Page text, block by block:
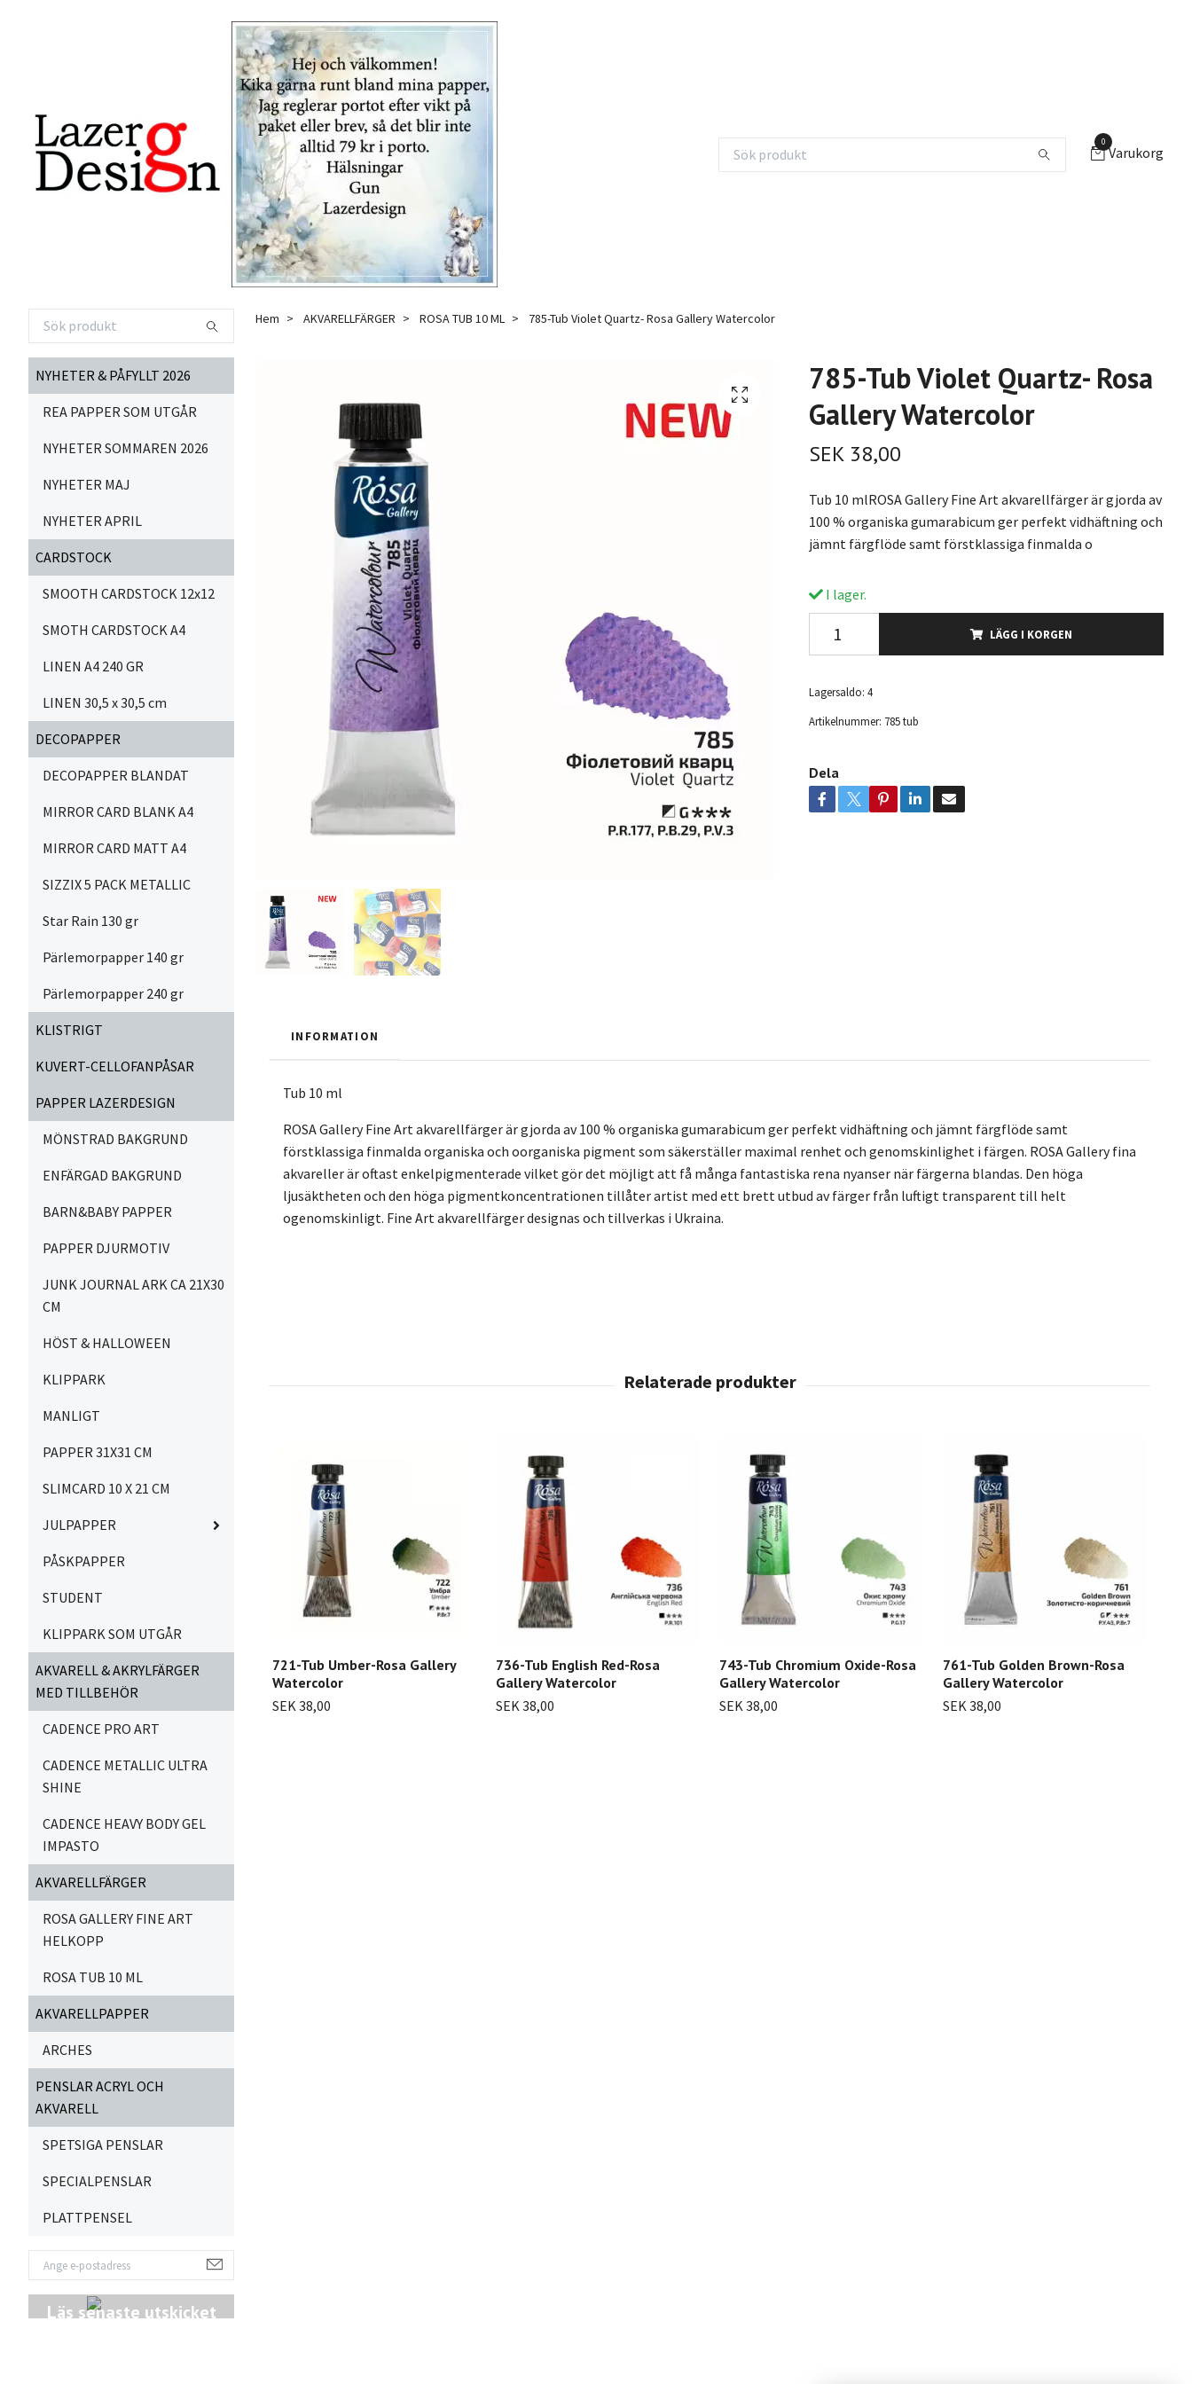
0
Varukorg
NYHETER & PÅFYLLT 2026
REA PAPPER SOM UTGÅR
NYHETER SOMMAREN 2026
NYHETER MAJ
NYHETER APRIL
CARDSTOCK
SMOOTH CARDSTOCK 12x12
SMOTH CARDSTOCK A4
LINEN A4 240 GR
LINEN 30,5 x 30,5 cm
DECOPAPPER
DECOPAPPER BLANDAT
MIRROR CARD BLANK A4
MIRROR CARD MATT A4
SIZZIX 5 PACK METALLIC
Star Rain 130 gr
Pärlemorpapper 140 gr
Pärlemorpapper 240 gr
KLISTRIGT
KUVERT-CELLOFANPÅSAR
PAPPER LAZERDESIGN
MÖNSTRAD BAKGRUND
ENFÄRGAD BAKGRUND
BARN&BABY PAPPER
PAPPER DJURMOTIV
JUNK JOURNAL ARK CA 21X30
CM
HÖST & HALLOWEEN
KLIPPARK
MANLIGT
PAPPER 31X31 CM
SLIMCARD 10 X 21 CM
JULPAPPER
PÅSKPAPPER
STUDENT
KLIPPARK SOM UTGÅR
AKVARELL & AKRYLFÄRGER
MED TILLBEHÖR
CADENCE PRO ART
CADENCE METALLIC ULTRA
SHINE
CADENCE HEAVY BODY GEL
IMPASTO
AKVARELLFÄRGER
ROSA GALLERY FINE ART
HELKOPP
ROSA TUB 10 ML
AKVARELLPAPPER
ARCHES
PENSLAR ACRYL OCH
AKVARELL
SPETSIGA PENSLAR
SPECIALPENSLAR
PLATTPENSEL
Läs senaste utskicket
Hem AKVARELLFÄRGER ROSA TUB 10 ML 785-Tub Violet Quartz- Rosa Gallery Watercolor
785-Tub Violet Quartz- Rosa
Gallery Watercolor
SEK 38,00
Tub 10 mlROSA Gallery Fine Art akvarellfärger är gjorda av
100 % organiska gumarabicum ger perfekt vidhäftning och
jämnt färgflöde samt förstklassiga finmalda o
I lager.
LÄGG I KORGEN
Lagersaldo: 4
Artikelnummer: 785 tub
Dela
INFORMATION
Tub 10 ml
ROSA Gallery Fine Art akvarellfärger är gjorda av 100 % organiska gumarabicum ger perfekt vidhäftning och jämnt färgflöde samt
förstklassiga finmalda organiska och oorganiska pigment som säkerställer maximal renhet och genomskinlighet i färgen. ROSA Gallery fina
akvareller är oftast enkelpigmenterade vilket gör det möjligt att få många fantastiska rena nyanser när färgerna blandas. Den höga
ljusäktheten och den höga pigmentkoncentrationen tillåter artist med ett brett utbud av färger från luftigt transparent till helt
ogenomskinligt. Fine Art akvarellfärger designas och tillverkas i Ukraina.
721-Tub Umber-Rosa Gallery
Watercolor
SEK 38,00
736-Tub English Red-Rosa
Gallery Watercolor
SEK 38,00
743-Tub Chromium Oxide-Rosa
Gallery Watercolor
SEK 38,00
761-Tub Golden Brown-Rosa
Gallery Watercolor
SEK 38,00